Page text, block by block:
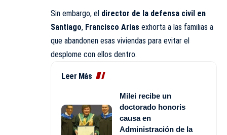
Sin embargo, el director de la defensa civil en
Santiago, Francisco Arias exhorta a las familias a
que abandonen esas viviendas para evitar el
desplome con ellos dentro.
Leer Más
Milei recibe un
doctorado honoris
causa en
Administración de la